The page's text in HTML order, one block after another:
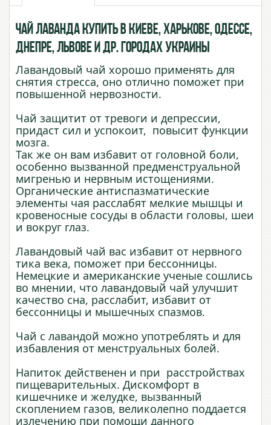
Чай Лаванда купить в Киеве, Харькове, Одессе,
Днепре, Львове и др. городах Украины
Лавандовый чай хорошо применять для
снятия стресса, оно отлично поможет при
повышенной нервозности.
Чай защитит от тревоги и депрессии,
придаст сил и успокоит, повысит функции
мозга.
Так же он вам избавит от головной боли,
особенно вызванной предменструальной
мигренью и нервным истощениями.
Органические антиспазматические
элементы чая расслабят мелкие мышцы и
кровеносные сосуды в области головы, шеи
и вокруг глаз.
Лавандовый чай вас избавит от нервного
тика века, поможет при бессонницы.
Немецкие и американские ученые сошлись
во мнении, что лавандовый чай улучшит
качество сна, расслабит, избавит от
бессонницы и мышечных спазмов.
Чай с лавандой можно употреблять и для
избавления от менструальных болей.
Напиток действенен и при расстройствах
пищеварительных. Дискомфорт в
кишечнике и желудке, вызванный
скоплением газов, великолепно поддается
излечению при помощи данного